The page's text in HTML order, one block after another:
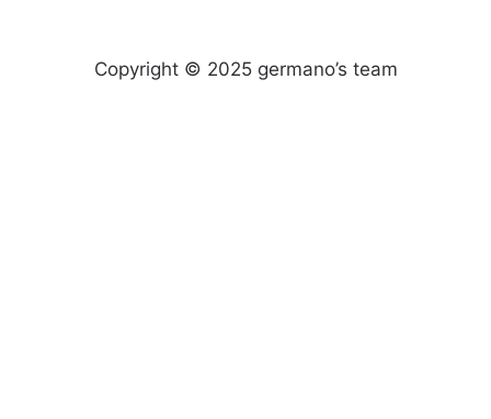
Copyright © 2025 germano’s team